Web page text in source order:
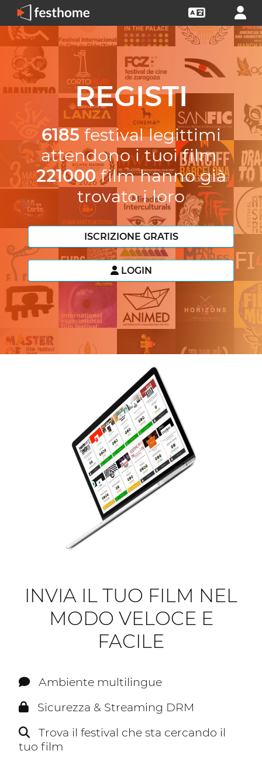
REGISTI
6185 festival legittimi
attendono i tuoi film
221000film hanno già
trovato i loro
ISCRIZIONE GRATIS
LOGIN
INVIA IL TUO FILM NEL
MODO VELOCE E
FACILE
Ambiente multilingue
Sicurezza & Streaming DRM
Trova il festival che sta cercando il
tuo film